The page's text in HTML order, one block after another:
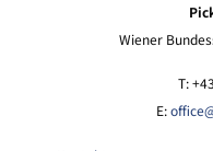
Wiener
T:
E: